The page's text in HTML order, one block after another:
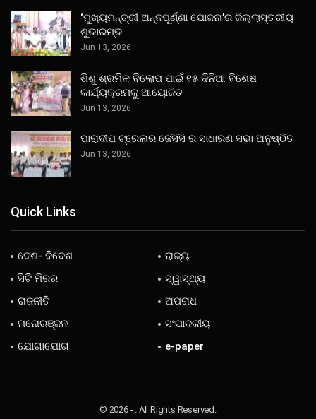
‘ମୁଖ୍ୟମନ୍ତ୍ରୀ ଅନ୍ନପୂର୍ଣ୍ଣା ଯୋଜନା’ର ଜିଲ୍ଲାସ୍ତରୀୟ
ଶୁଭାରମ୍ଭ
Jun 13, 2026
ଶିଶୁ ଶ୍ରମିକ ବିଲୋପ ପାଇଁ ୧୫ ଦିନିଆ ବିଶେଷ
କାର୍ଯ୍ୟକ୍ରମକୁ ଆୟୋଜିତ
Jun 13, 2026
ପାରାଦୀପ ଟ୍ରେଲର ଜେସିସି ର ସାଧାରଣ ସଭା ଅନୁଷ୍ଠିତ
Jun 13, 2026
Quick Links
ଦେଶ- ବିଦେଶ
ରାଜ୍ୟ
ସିଟି ମିରର
ସ୍ୱାସ୍ଥ୍ୟ
ରାଜନୀତି
ଅପରାଧ
ମନୋରଞ୍ଜନ
ସଂପାଦକୀୟ
ଯୋଗାଯୋଗ
e-paper
© 2026 - . All Rights Reserved.